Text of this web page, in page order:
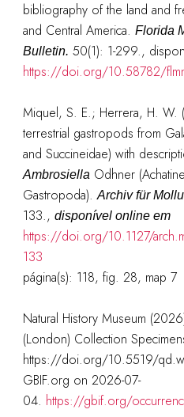
bibliography of the land and
and Central America. Florida
Bulletin. 50(1): 1-299.,
https://doi.org/10.58782/
Miquel, S. E.; Herrera, H. W.
terrestrial gastropods from
and Succineidae) with
AmbrosiellaOdhner
Gastropoda).Archiv für
133., disponível online em
https://doi.org/10.1127/
133
página(s): 118, fig. 28, map 7
Natural History Museum
(London) Collection
https://doi.org/10.5519/
GBIF.org on 2026-07-
04. https://gbif.org/